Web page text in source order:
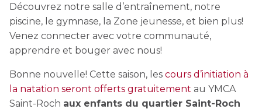
DEVENIR MEMBRE
Abonnement
ACTIVITÉS PHYSIQUES
Expérience internationale
L'histoire de Kanawana
LES PROGRAMMES
INTERVENTION ET PRÉVENTION
Prévention des dépendances
PERSÉVÉRANCE SCOLAIRE
Passeport pour ma réussite
Aquaforme
Formation continue
QUALIFICATIONS AQUATIQUES ET SECOURISME
Travail alternatif journalier
Voir tout
TRAVAIL DE RUE ET DE MILIEU
Découvrez notre salle d’entraînement, notre
piscine, le gymnase, la Zone jeunesse, et bien plus!
Venez connecter avec votre communauté,
apprendre et bouger avec nous!
Bonne nouvelle! Cette saison, les cours d’initiation à
la natation seront offerts gratuitement au YMCA
Saint-Roch aux enfants du quartier Saint-Roch